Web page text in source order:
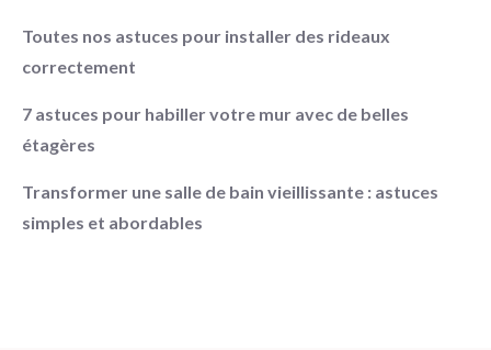
Toutes nos astuces pour installer des rideaux
correctement
7 astuces pour habiller votre mur avec de belles
étagères
Transformer une salle de bain vieillissante : astuces
simples et abordables